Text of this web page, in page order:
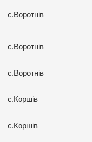
с.Воротнів
с.Воротнів
с.Воротнів
с.Коршів
с.Коршів